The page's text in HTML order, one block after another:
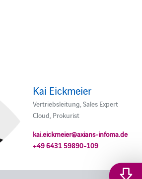
Kai Eickmeier
Vertriebsleitung, Sales Expert
Cloud, Prokurist
kai.eickmeier@axians-infoma.de
+49 6431 59890-109